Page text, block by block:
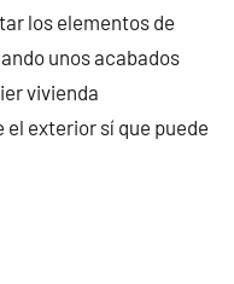
los elementos de
unos acabados
vivienda
exterior sí que puede